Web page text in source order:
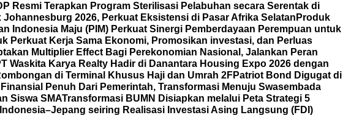
Resmi Terapkan Program Sterilisasi Pelabuhan secara Serentak di
2026, Perkuat Eksistensi di Pasar Afrika Selatan Produk
Indonesia Maju (PIM) Perkuat Sinergi Pemberdayaan Perempuan untuk
Perkuat Kerja Sama Ekonomi, Promosikan investasi, dan Perluas
Multiplier Effect Bagi Perekonomian Nasional, Jalankan Peran
Waskita Karya Realty Hadir di Danantara Housing Expo 2026 dengan
di Terminal Khusus Haji dan Umrah 2FPatriot Bond Digugat di
Penuh Dari Pemerintah, Transformasi Menuju Swasembada
Siswa SMATransformasi BUMN Disiapkan melalui Peta Strategi 5
seiring Realisasi Investasi Asing Langsung (FDI)